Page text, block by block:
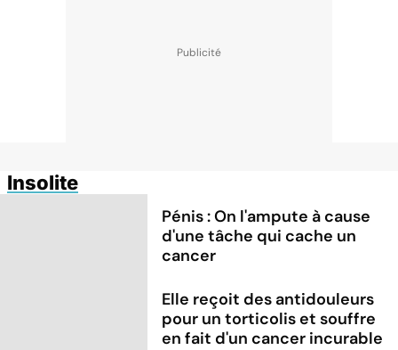
Insolite
Pénis : On l'ampute à cause
d'une tâche qui cache un
cancer
Elle reçoit des antidouleurs
pour un torticolis et souffre
en fait d'un cancer incurable